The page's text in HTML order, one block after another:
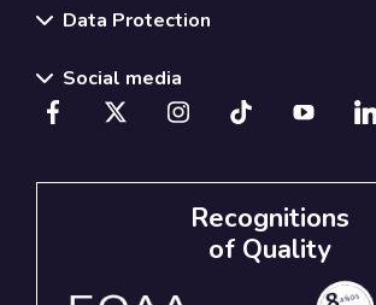
Data Protection
Social media
Recognitions
of Quality